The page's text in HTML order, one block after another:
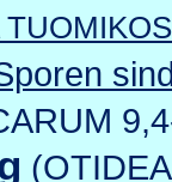
(OTIDEA